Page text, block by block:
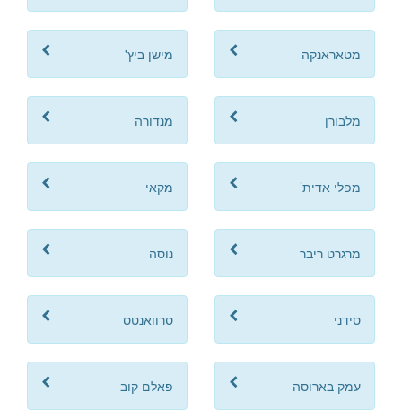
מטאראנקה מישן ביץ'
מלבורן מנדורה
מפלי אדית’ מקאי
מרגרט ריבר נוסה
סידני סרוואנטס
עמק בארוסה פאלם קוב